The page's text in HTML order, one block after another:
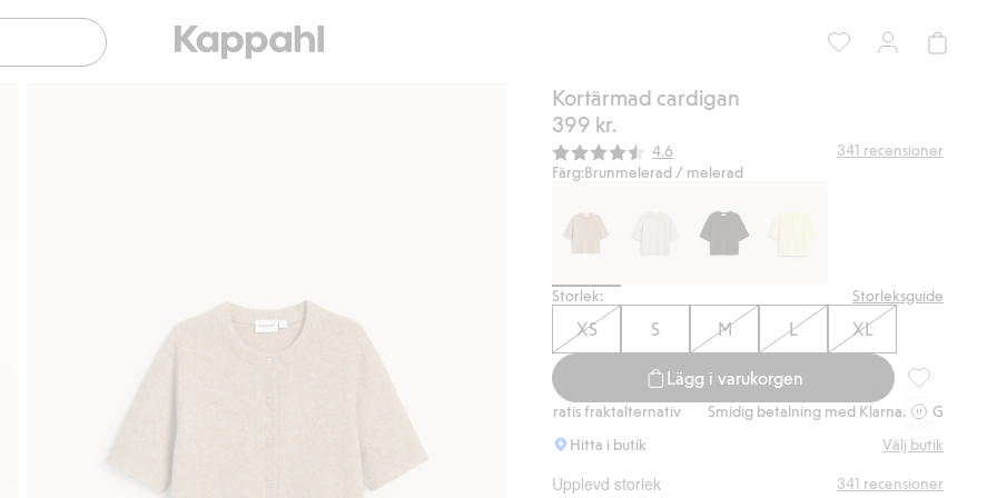
Kortärmad cardigan
399 kr.
Snittbetyg:
4.6 341 recensioner
Färg:Brunmelerad / melerad
Storlek: Storleksguide
XS S M L XL
Lägg i varukorgen
Kortärmad
Gratis fraktalternativ Gratis fraktalternativ Smidig betalning med Klarna.
Gratis fraktalternativ
Hitta i butik
Välj butik
Upplevd storlek 341 recensioner